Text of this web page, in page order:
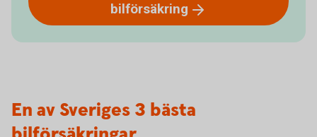
bilförsäkring
En av Sveriges 3 bästa